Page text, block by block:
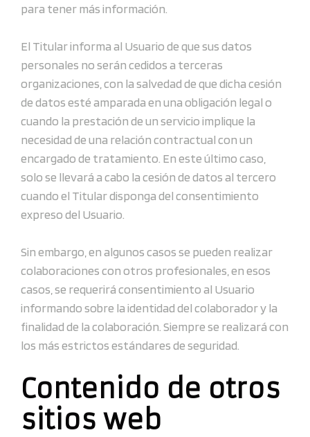
para tener más información.
El Titular informa al Usuario de que sus datos
personales no serán cedidos a terceras
organizaciones, con la salvedad de que dicha cesión
de datos esté amparada en una obligación legal o
cuando la prestación de un servicio implique la
necesidad de una relación contractual con un
encargado de tratamiento. En este último caso,
solo se llevará a cabo la cesión de datos al tercero
cuando el Titular disponga del consentimiento
expreso del Usuario.
Sin embargo, en algunos casos se pueden realizar
colaboraciones con otros profesionales, en esos
casos, se requerirá consentimiento al Usuario
informando sobre la identidad del colaborador y la
finalidad de la colaboración. Siempre se realizará con
los más estrictos estándares de seguridad.
Contenido de otros
sitios web